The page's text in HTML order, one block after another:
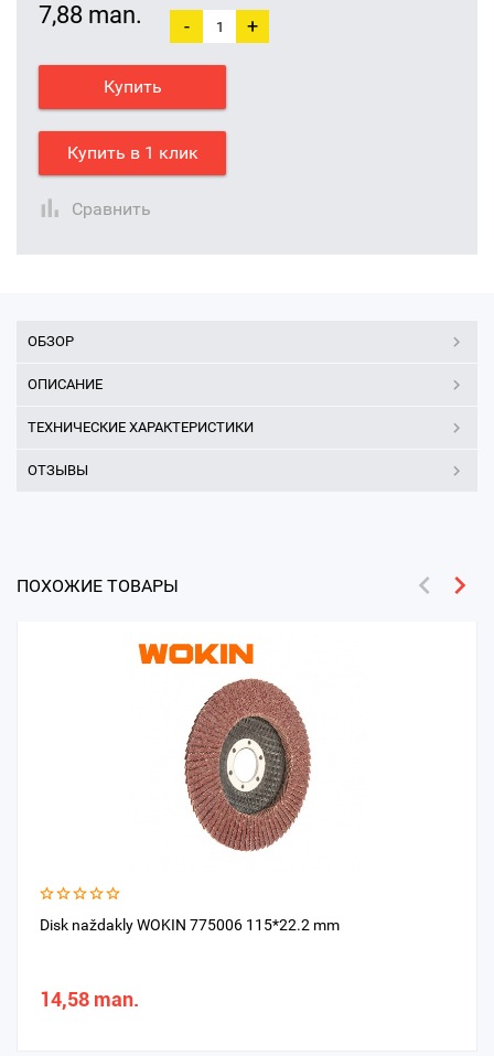
7,88 man. - +
Купить
Купить в 1 клик
Сравнить
ОБЗОР
ОПИСАНИЕ
ТЕХНИЧЕСКИЕ ХАРАКТЕРИСТИКИ
ОТЗЫВЫ
ПОХОЖИЕ ТОВАРЫ
Disk naždakly WOKIN 775006 115*22.2 mm
14,58 man.